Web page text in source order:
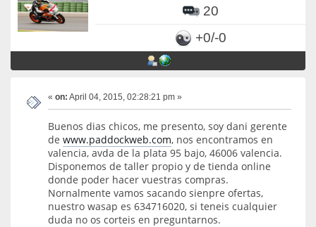
20
+0/-0
« on: April 04, 2015, 02:28:21 pm »
Buenos dias chicos, me presento, soy dani gerente
de www.paddockweb.com, nos encontramos en
valencia, avda de la plata 95 bajo, 46006 valencia.
Disponemos de taller propio y de tienda online
donde poder hacer vuestras compras.
Nornalmente vamos sacando sienpre ofertas,
nuestro wasap es 634716020, si teneis cualquier
duda no os corteis en preguntarnos.